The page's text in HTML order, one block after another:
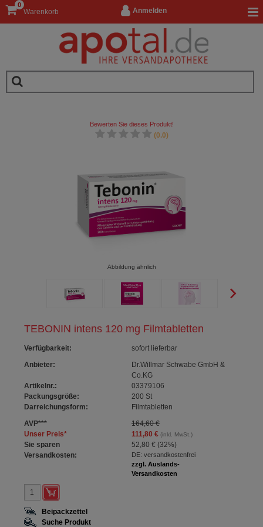
Anmelden
Warenkorb
0
TEBONIN intens 120 mg Filmtabletten
Verfügbarkeit:
sofort lieferbar
Anbieter:
Dr.Willmar Schwabe GmbH &
Co.KG
Artikelnr.:
03379106
Packungsgröße:
200 St
Darreichungsform:
Filmtabletten
AVP***
164,60 €
Unser Preis* 111,80 €(inkl. MwSt.)
Sie sparen 52,80 € (32%)
Versandkosten:
DE: versandkostenfrei
zzgl. Auslands-
Versandkosten
Bewerten Sie dieses Produkt!
(0.0)
Abbildung ähnlich
Beipackzettel
Suche Produkt